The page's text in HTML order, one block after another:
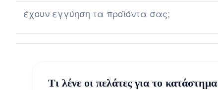
έχουν εγγύηση τα προϊόντα σας;
Τι λένε οι πελάτες για το κατάστημα